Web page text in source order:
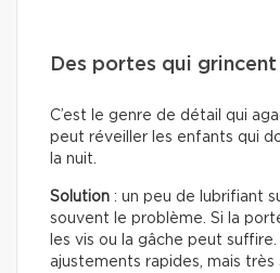
Des portes qui
C’est le genre de détail qui
peut réveiller les enfants qui
la nuit.
Solution : un peu de lubrifiant
souvent le problème. Si la
les vis ou la gâche peut
ajustements rapides, mais très